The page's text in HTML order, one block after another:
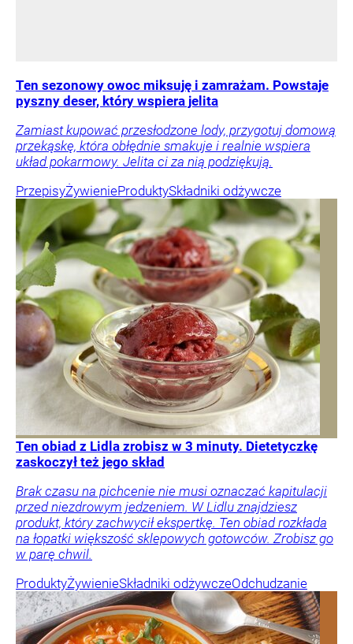
Ten sezonowy owoc miksuję i zamrażam. Powstaje
pyszny deser, który wspiera jelita
Zamiast kupować przesłodzone lody, przygotuj domową
przekąskę, która obłędnie smakuje i realnie wspiera
układ pokarmowy. Jelita ci za nią podziękują.
PrzepisyŻywienieProduktySkładniki odżywcze
Ten obiad z Lidla zrobisz w 3 minuty. Dietetyczkę
zaskoczył też jego skład
Brak czasu na pichcenie nie musi oznaczać kapitulacji
przed niezdrowym jedzeniem. W Lidlu znajdziesz
produkt, który zachwycił ekspertkę. Ten obiad rozkłada
na łopatki większość sklepowych gotowców. Zrobisz go
w parę chwil.
ProduktyŻywienieSkładniki odżywczeOdchudzanie